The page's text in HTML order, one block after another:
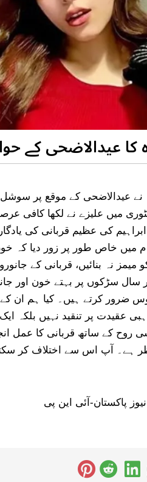
عیدالاضحی کے
نے عیدالاضحی کے موقع پر
میں علیزے نے لکھا کافی
کی عظیم قربانی کی
میں خاص طور پر زور دیا کہ
نہ بنائیں، قربانی کے
سال سڑکوں پر بہتے خون اور
ضرور کرتے ہیں۔ کیا ہم ان کے
عقیدت پر تنقید نہیں بلکہ
روح کے ساتھ قربانی کا عمل
ہے۔ آپ اس سے اختلاف کر
پاکستان-آئی این پی